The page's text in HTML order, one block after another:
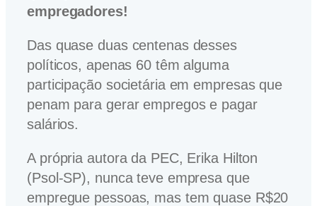
empregadores!
Das quase duas centenas desses
políticos, apenas 60 têm alguma
participação societária em empresas que
penam para gerar empregos e pagar
salários.
A própria autora da PEC, Erika Hilton
(Psol-SP), nunca teve empresa que
empregue pessoas, mas tem quase R$20